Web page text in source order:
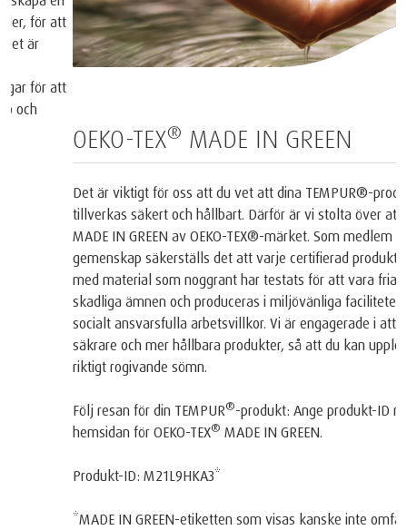
OEKO-TEX®MADE IN GREEN
Det är viktigt för oss att du vet att dina TEMPUR®-produkter
tillverkas säkert och hållbart. Därför är vi stolta över att ha
MADE IN GREEN av OEKO-TEX®-märket. Som medlem i denna
gemenskap säkerställs det att varje certifierad produkt tillverkas
med material som noggrant har testats för att vara fria från
skadliga ämnen och produceras i miljövänliga faciliteter under
socialt ansvarsfulla arbetsvillkor. Vi är engagerade i att skapa
säkrare och mer hållbara produkter, så att du kan uppleva en
riktigt rogivande sömn.
Följ resan för din TEMPUR® -produkt: Ange produkt-ID nedan på
hemsidan för OEKO-TEX®MADE IN GREEN.
Produkt-ID: M21L9HKA3*
*MADE IN GREEN-etiketten som visas kanske inte omfattar alla